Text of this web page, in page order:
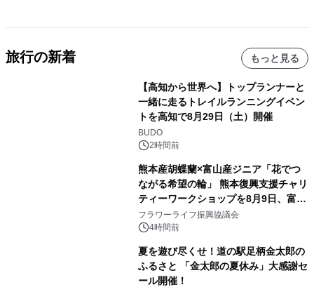
旅行の新着 もっと見る
【高知から世界へ】トップランナーと
一緒に走るトレイルランニングイベン
トを高知で8月29日（土）開催
BUDO
2時間前
熊本産胡蝶蘭×富山産ジニア「花でつ
ながる希望の輪」 熊本復興支援チャリ
ティーワークショップを8月9日、富
山・射水で開催
フラワーライフ振興協議会
4時間前
夏を遊び尽くせ！道の駅足柄金太郎の
ふるさと 「金太郎の夏休み」大感謝セ
ール開催！